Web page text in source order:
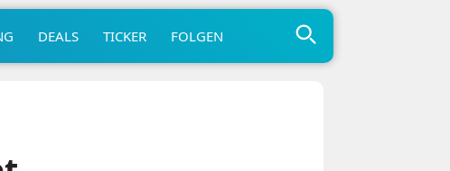
DEALS TICKER FOLGEN